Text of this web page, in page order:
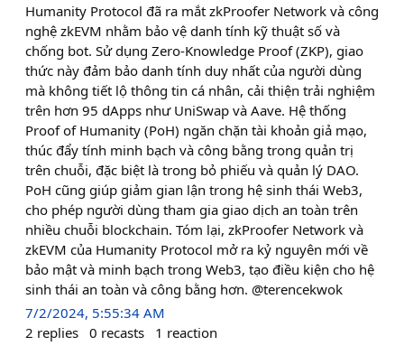
Humanity Protocol đã ra mắt zkProofer Network và công
nghệ zkEVM nhằm bảo vệ danh tính kỹ thuật số và
chống bot. Sử dụng Zero-Knowledge Proof (ZKP), giao
thức này đảm bảo danh tính duy nhất của người dùng
mà không tiết lộ thông tin cá nhân, cải thiện trải nghiệm
trên hơn 95 dApps như UniSwap và Aave. Hệ thống
Proof of Humanity (PoH) ngăn chặn tài khoản giả mạo,
thúc đẩy tính minh bạch và công bằng trong quản trị
trên chuỗi, đặc biệt là trong bỏ phiếu và quản lý DAO.
PoH cũng giúp giảm gian lận trong hệ sinh thái Web3,
cho phép người dùng tham gia giao dịch an toàn trên
nhiều chuỗi blockchain. Tóm lại, zkProofer Network và
zkEVM của Humanity Protocol mở ra kỷ nguyên mới về
bảo mật và minh bạch trong Web3, tạo điều kiện cho hệ
sinh thái an toàn và công bằng hơn. @terencekwok
7/2/2024, 5:55:34 AM
2 replies 0 recasts 1 reaction